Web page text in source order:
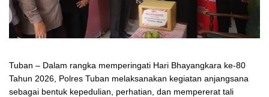
Tuban – Dalam rangka memperingati Hari Bhayangkara ke-80
Tahun 2026, Polres Tuban melaksanakan kegiatan anjangsana
sebagai bentuk kepedulian, perhatian, dan mempererat tali